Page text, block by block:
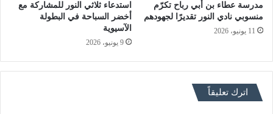
مدرسة عطاء بن أبي رباح تكرّم
منسوبي نادي النور تقديرًا لجهودهم
11 يونيو، 2026
استدعاء ثلاثي النور للمشاركة مع
أخضر السباحة في البطولة
الآسيوية
9 يونيو، 2026
اترك تعليقاً